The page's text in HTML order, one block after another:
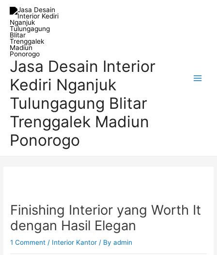
Skip
content
Jasa Desain Interior
Kediri Nganjuk
Tulungagung Blitar
Trenggalek Madiun
Ponorogo
Finishing Interior yang Worth It
dengan Hasil Elegan
1 Comment / Interior Kantor / Byadmin
Post
navigation